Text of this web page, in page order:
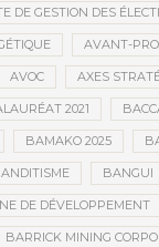
DE GESTION DES
AVANT-
AVOC AXES
2021
BAMAKO 2025
BANGUI
DE DÉVELOPPEMENT
BARRICK MINING